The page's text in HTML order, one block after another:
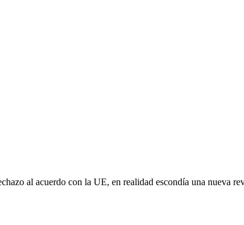
al acuerdo con la UE, en realidad escondía una nueva